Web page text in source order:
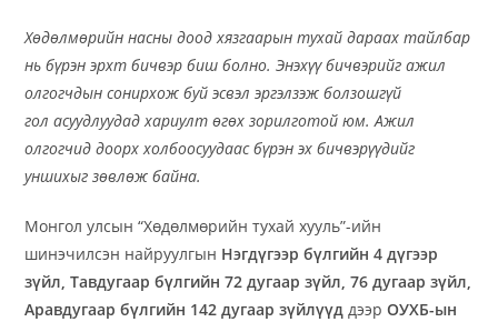
Хөдөлмөрийн насны доод хязгаарынтухай дараах тайлбар
нь бүрэн эрхт бичвэр биш болно. Энэхүү бичвэрийг ажил
олгогчдын сонирхож буй эсвэл эргэлзэж болзошгүй
голасуудлуудад хариулт өгөх зорилготой юм. Ажил
олгогчид доорх холбоосуудаас бүрэн эх бичвэрүүдийг
уншихыг зөвлөж байна.
Монгол улсын “Хөдөлмөрийн тухай хууль”-ийн
шинэчилсэн найруулгын Нэгдүгээр бүлгийн 4 дүгээр
зүйл, Тавдугаар бүлгийн 72 дугаар зүйл, 76 дугаар зүйл,
Аравдугаар бүлгийн 142 дугаар зүйлүүд дээрОУХБ-ын